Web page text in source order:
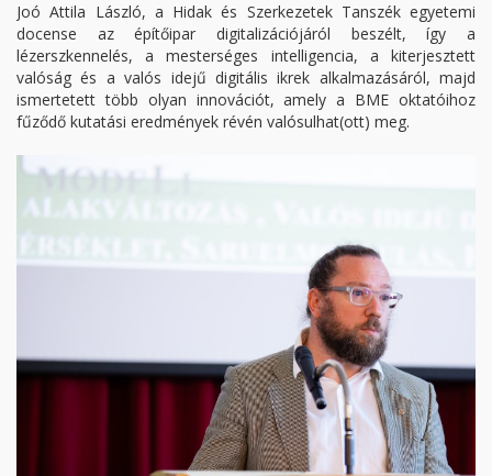
Joó Attila László, a Hidak és Szerkezetek Tanszék egyetemi
docense az építőipar digitalizációjáról beszélt, így a
lézerszkennelés, a mesterséges intelligencia, a kiterjesztett
valóság és a valós idejű digitális ikrek alkalmazásáról, majd
ismertetett több olyan innovációt, amely a BME oktatóihoz
fűződő kutatási eredmények révén valósulhat(ott) meg.